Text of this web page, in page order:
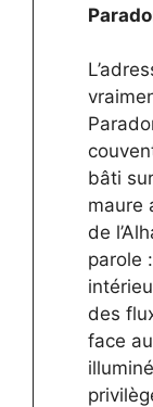
bâti
maure
de
parole
des
face